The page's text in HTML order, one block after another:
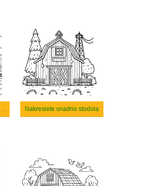
Nakreslete k vytisknutí stodola Nakreslete snadno stodola